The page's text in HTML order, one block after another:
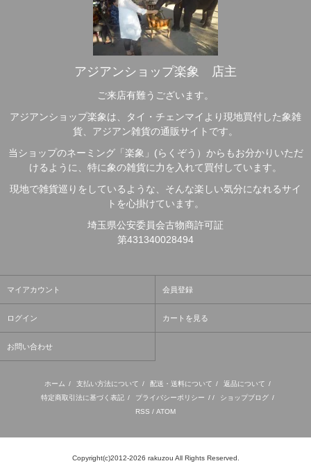
アジアンショップ楽象 店主
ご来店有難うございます。
アジアンショップ楽象は、タイ・チェンマイより現地買付した象雑
貨、アジアン雑貨の通販サイトです。
当ショップのネーミング「楽象」(らくぞう）からもお分かりいただ
けるように、特に象の雑貨に力を入れて買付しています。
現地で雑貨巡りをしているような、そんな楽しい気分になれるサイ
トを心掛けています。
埼玉県公安委員会古物商許可証
第431340028494
マイアカウント 会員登録
ログイン カートを見る
お問い合わせ
ホーム / 支払い方法について / 配送・送料について / 返品について /
特定商取引法に基づく表記 / プライバシーポリシー / / ショップブログ /
RSS / ATOM
Copyright(c)2012-2026 rakuzou All Rights Reserved.